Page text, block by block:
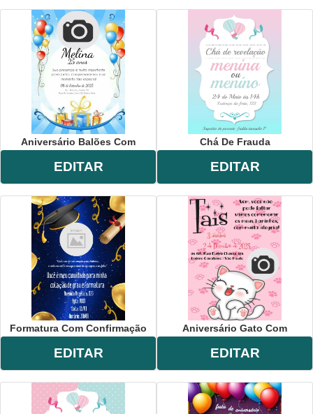
Aniversário Balões Com
EDITAR
Chá De Frauda
EDITAR
Formatura Com Confirmação
EDITAR
Aniversário Gato Com
EDITAR